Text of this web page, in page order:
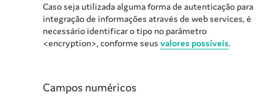
Caso seja utilizada alguma forma de autenticação para
integração de informações através de web services, é
necessário identificar o tipo no parâmetro
<encryption>, conforme seus valores possíveis.
Campos numéricos